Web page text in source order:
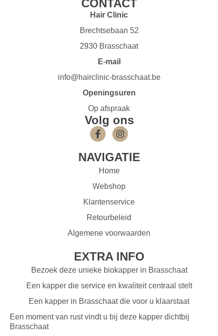
CONTACT
Hair Clinic
Brechtsebaan 52
2930 Brasschaat
E-mail
info@hairclinic-brasschaat.be
Openingsuren
Op afspraak
Volg ons
NAVIGATIE
Home
Webshop
Klantenservice
Retourbeleid
Algemene voorwaarden
EXTRA INFO
Bezoek deze unieke biokapper in Brasschaat
Een kapper die service en kwaliteit centraal stelt
Een kapper in Brasschaat die voor u klaarstaat
Een moment van rust vindt u bij deze kapper dichtbij
Brasschaat